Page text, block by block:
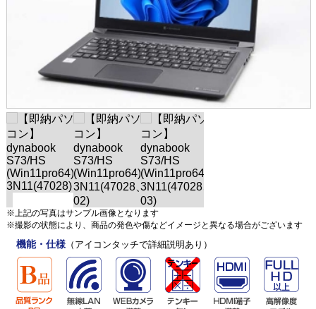
※上記の写真はサンプル画像となります
※撮影の状態により、商品の発色や傷などイメージと異なる場合がございます
機能・仕様（アイコンタッチで詳細説明あり）